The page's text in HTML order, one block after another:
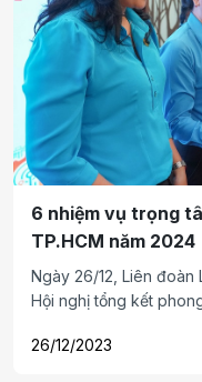
6 nhiệm vụ trọng
TP.HCM năm 2024
Ngày 26/12, Liên đoàn
Hội nghị tổng kết
2024.
26/12/2023